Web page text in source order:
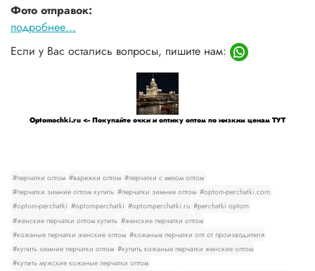
Фото отправок:
подробнее...
Если у Вас остались вопросы, пишите нам:
Optomochki.ru <-- Покупайте очки и оптику оптом по низким ценам ТУТ
#перчатки оптом #варежки оптом #перчатки с мехом оптом
#перчатки зимние оптом купить #перчатки зимние оптом #optom-perchatki.com
#optom-perchatki #optomperchatki #optomperchatki.ru #perchatki optom
#женские перчатки оптом купить #женские перчатки оптом
#кожаные перчатки женские оптом #кожаные перчатки опт от производителя
#купить зимние перчатки оптом #купить кожаные перчатки женские оптом
#купить мужские кожаные перчатки оптом